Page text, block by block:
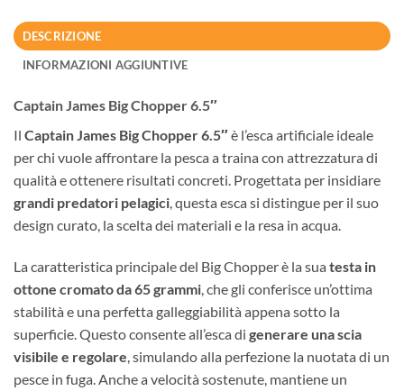
DESCRIZIONE
INFORMAZIONI AGGIUNTIVE
Captain James Big Chopper 6.5″
Il Captain James Big Chopper 6.5″è l’esca artificiale ideale
per chi vuole affrontare la pesca a traina con attrezzatura di
qualità e ottenere risultati concreti. Progettata per insidiare
grandi predatori pelagici, questa esca si distingue per il suo
design curato, la scelta dei materiali e la resa in acqua.
La caratteristica principale del Big Chopper è la sua testa in
ottone cromato da 65 grammi , che gli conferisce un’ottima
stabilità e una perfetta galleggiabilità appena sotto la
superficie. Questo consente all’esca di generare una scia
visibile e regolare , simulando alla perfezione la nuotata di un
pesce in fuga. Anche a velocità sostenute, mantiene un